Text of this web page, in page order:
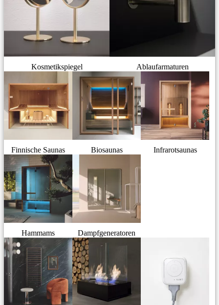
Kosmetikspiegel Ablaufarmaturen
Finnische Saunas Biosaunas Infrarotsaunas
Hammams Dampfgeneratoren